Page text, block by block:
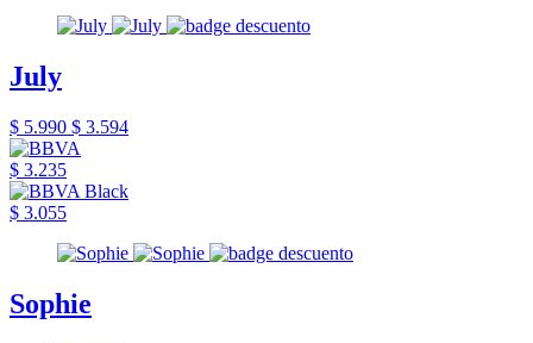
July
$ 5.990 $ 3.594
$ 3.235
$ 3.055
Sophie